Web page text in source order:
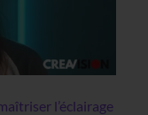
l’éclairage